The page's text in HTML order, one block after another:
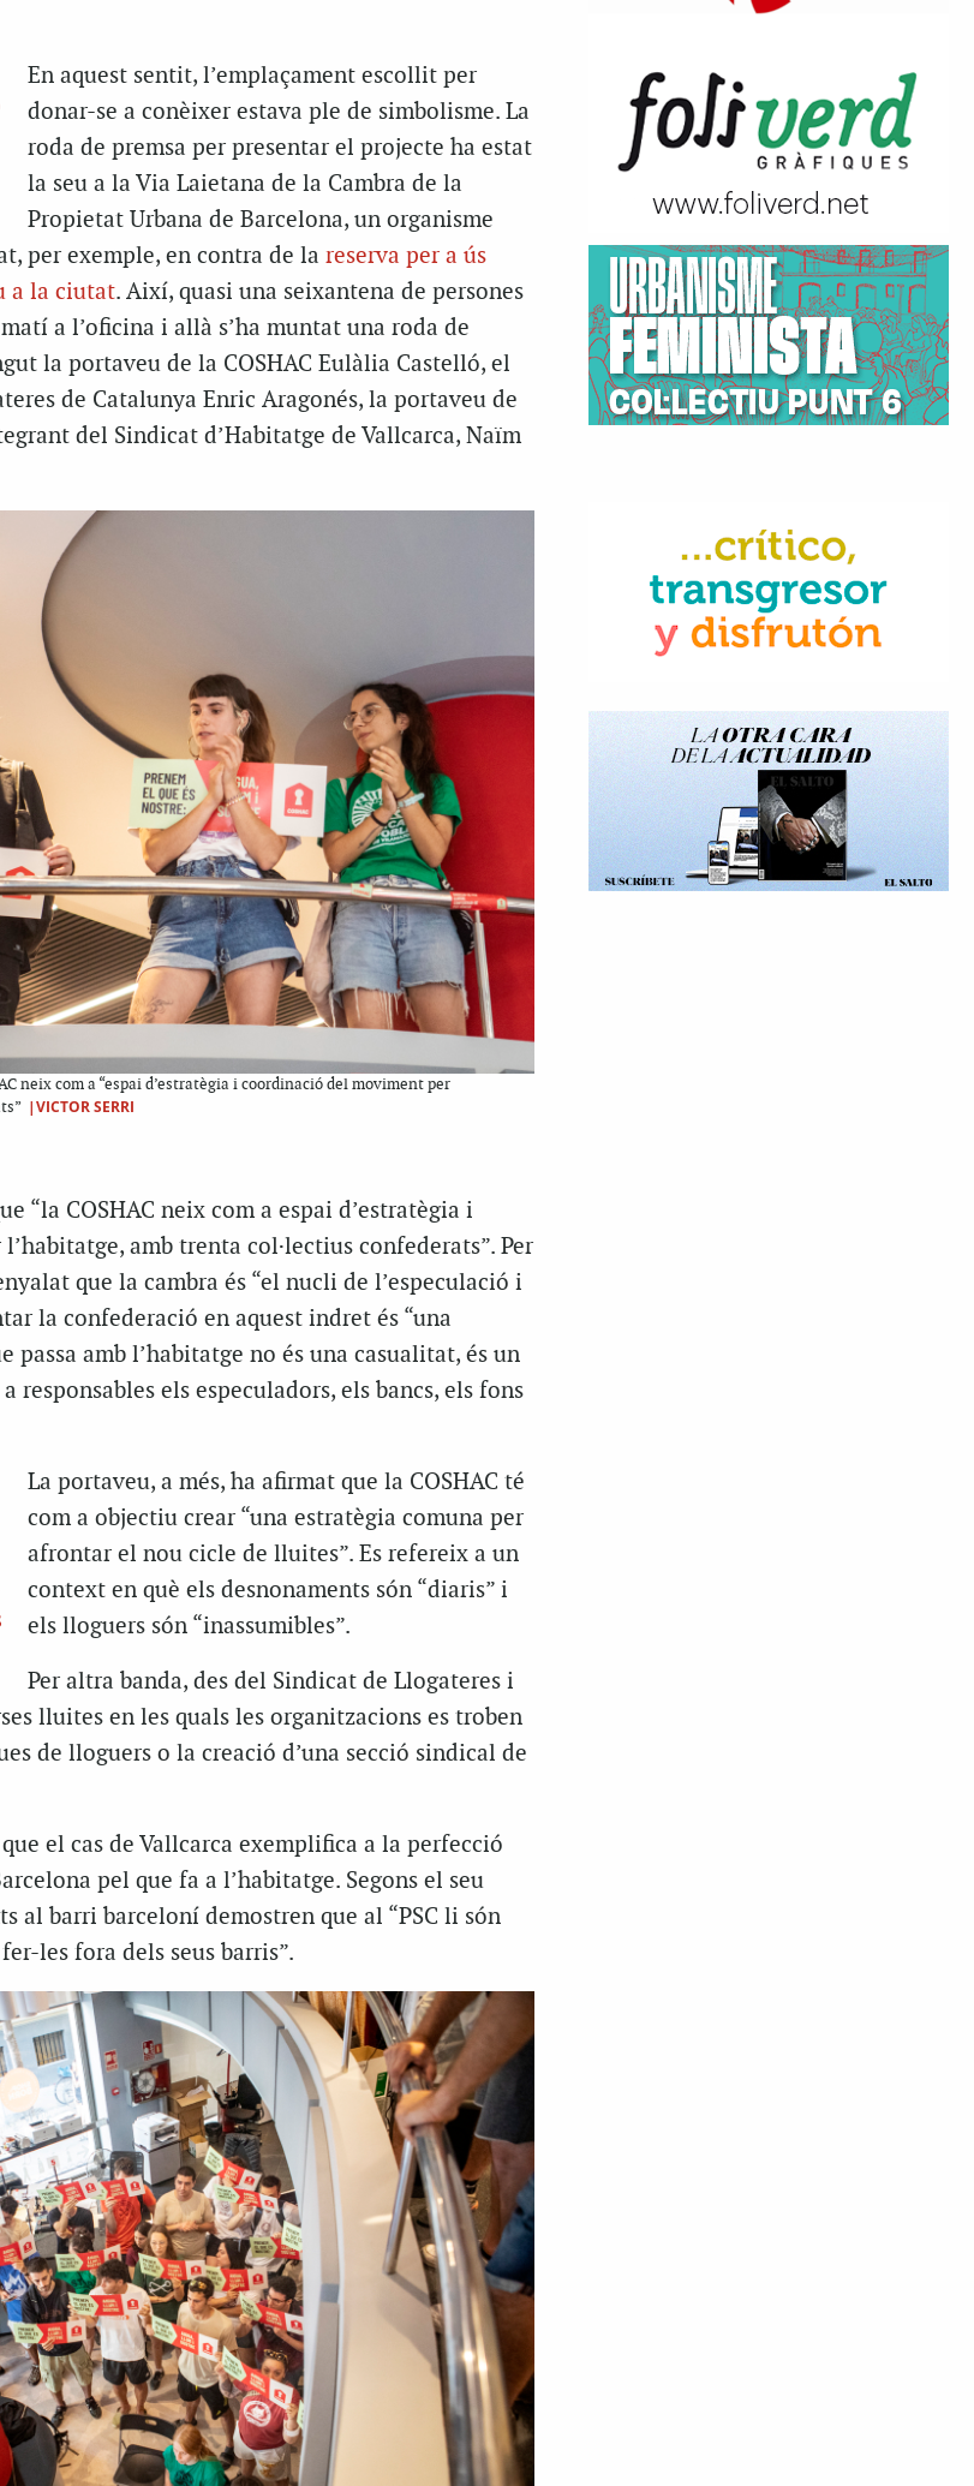
En aquest sentit, l’emplaçament escollit per
donar-se a conèixer estava ple de simbolisme. La
roda de premsa per presentar el projecte ha estat
la seu a la Via Laietana de la Cambra de la
Propietat Urbana de Barcelona, un organisme
per exemple, en contra de la reserva per a ús
a la ciutat. Així, quasi una seixantena de persones
a l’oficina i allà s’ha muntat una roda de
la portaveu de la COSHAC Eulàlia Castelló, el
de Catalunya Enric Aragonés, la portaveu de
del Sindicat d’Habitatge de Vallcarca, Naïm
neix com a “espai d’estratègia i coordinació del moviment per
|VICTOR SERRI
“la COSHAC neix com a espai d’estratègia i
amb trenta col·lectius confederats”. Per
que la cambra és “el nucli de l’especulació i
la confederació en aquest indret és “una
amb l’habitatge no és una casualitat, és un
responsables els especuladors, els bancs, els fons
La portaveu, a més, ha afirmat que la COSHAC té
com a objectiu crear “una estratègia comuna per
afrontar el nou cicle de lluites”. Es refereix a un
context en què els desnonaments són “diaris” i
els lloguers són “inassumibles”.
Per altra banda, des del Sindicat de Llogateres i
lluites en les quals les organitzacions es troben
de lloguers o la creació d’una secció sindical de
el cas de Vallcarca exemplifica a la perfecció
pel que fa a l’habitatge. Segons el seu
al barri barceloní demostren que al “PSC li són
les fora dels seus barris”.